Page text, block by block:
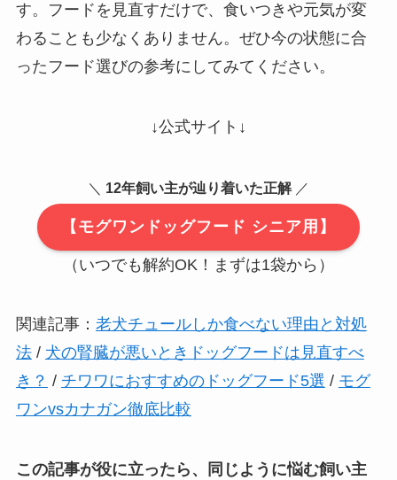
す。フードを見直すだけで、食いつきや元気が変
わることも少なくありません。ぜひ今の状態に合
ったフード選びの参考にしてみてください。
↓公式サイト↓
＼ 12年飼い主が辿り着いた正解／
【モグワンドッグフード シニア用】
（いつでも解約OK！まずは1袋から）
関連記事： 老犬チュールしか食べない理由と対処
法/ 犬の腎臓が悪いときドッグフードは見直すべ
き？ / チワワにおすすめのドッグフード5選 / モグ
ワンvsカナガン徹底比較
この記事が役に立ったら、同じように悩む飼い主